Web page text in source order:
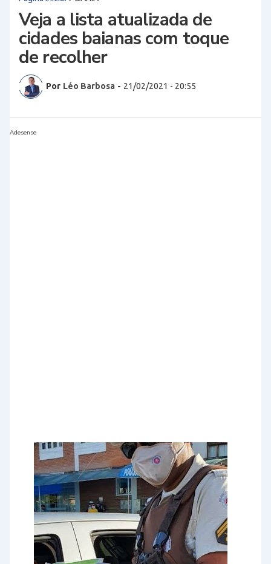
Veja a lista atualizada de
cidades baianas com toque
de recolher
Por Léo Barbosa - 21/02/2021 - 20:55
Adesense